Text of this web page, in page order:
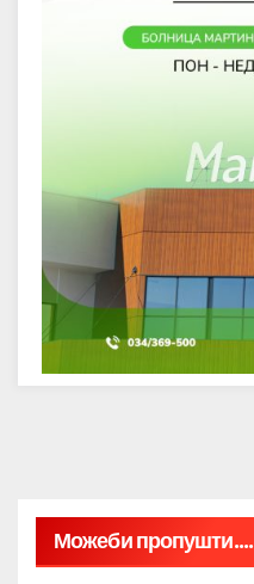
Можеби пропушти....